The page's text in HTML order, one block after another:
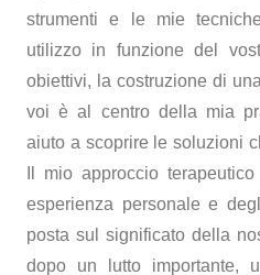
strumenti e le mie
utilizzo in funzione del
obiettivi, la costruzione di
voi è al centro della mia
aiuto a scoprire le soluzioni
Il mio approccio
esperienza personale e
posta sul significato della
dopo un lutto importante,